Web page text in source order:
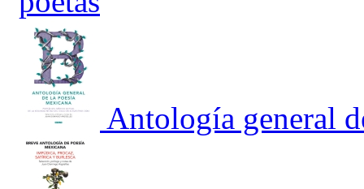
Antología general